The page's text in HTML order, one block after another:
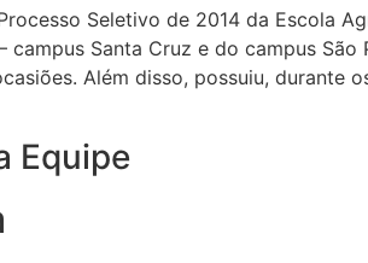
Seletivo de 2014 da Escola
campus Santa Cruz e do campus
Além disso, possuiu, durante
Equipe